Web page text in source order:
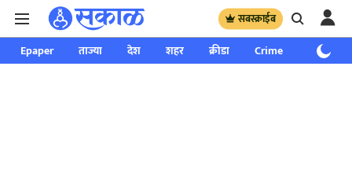
सबस्क्राईब
Epaper ताज्या देश शहर क्रीडा Crime साप्ताहिक